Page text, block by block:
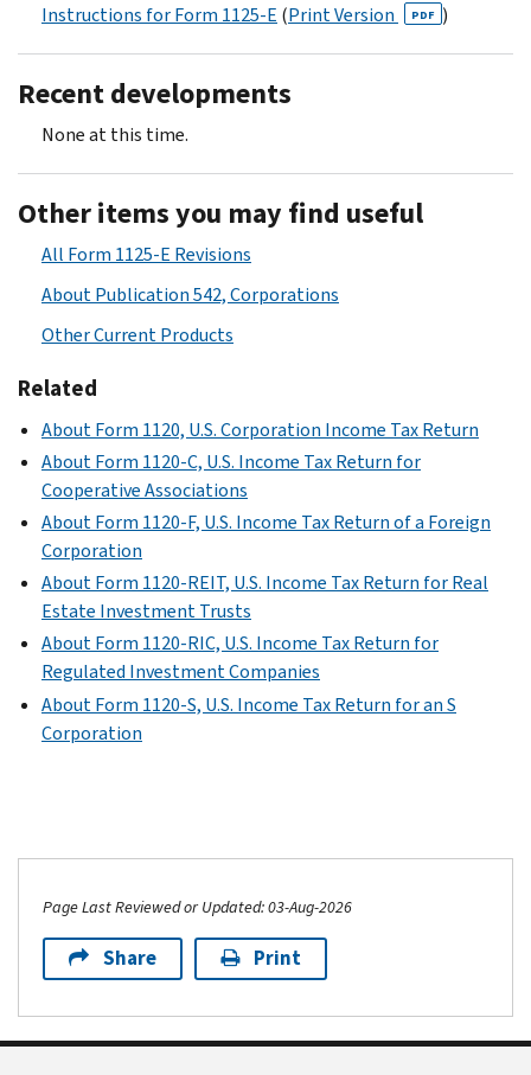
Instructions for Form 1125-E (Print Version PDF )
Recent developments
None at this time.
Other items you may find useful
All Form 1125-E Revisions
About Publication 542, Corporations
Other Current Products
Related
About Form 1120, U.S. Corporation Income Tax Return
About Form 1120-C, U.S. Income Tax Return for
Cooperative Associations
About Form 1120-F, U.S. Income Tax Return of a Foreign
Corporation
About Form 1120-REIT, U.S. Income Tax Return for Real
Estate Investment Trusts
About Form 1120-RIC, U.S. Income Tax Return for
Regulated Investment Companies
About Form 1120-S, U.S. Income Tax Return for an S
Corporation
Page Last Reviewed or Updated: 03-Aug-2026
Share Print